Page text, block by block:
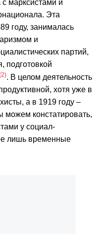
марксистами и
Эта
году, занималась
и
партий,
подготовкой
2 . В целом деятельность
хотя уже в
а в 1919 году –
констатировать,
у социал-
лишь временные